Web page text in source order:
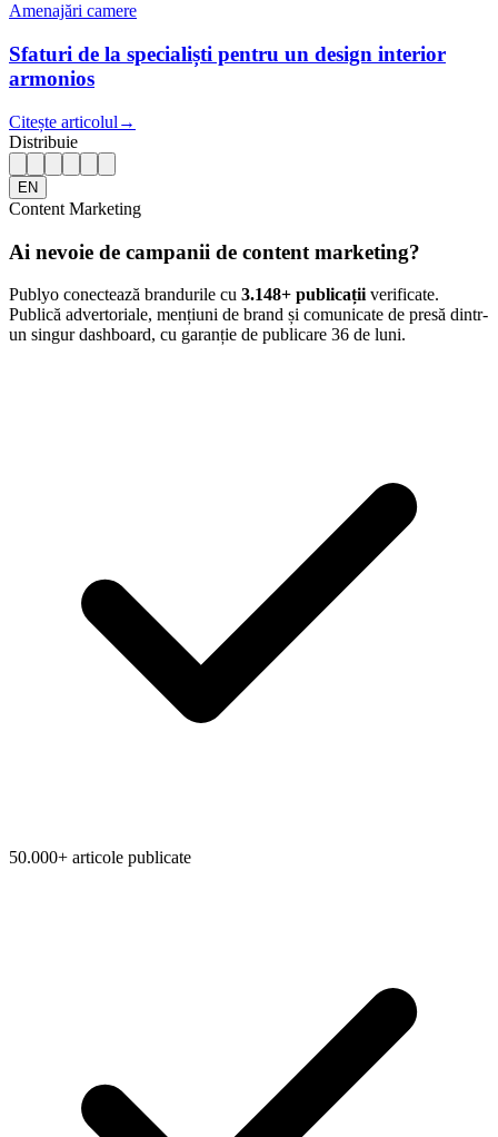
Amenajări camere
Sfaturi de la specialiști pentru un design interior
armonios
Citește articolul →
Distribuie
EN
Content Marketing
Ai nevoie de campanii de content marketing?
Publyo conectează brandurile cu 3.148+ publicații verificate.
Publică advertoriale, mențiuni de brand și comunicate de presă dintr-
un singur dashboard, cu garanție de publicare 36 de luni.
50.000+ articole publicate